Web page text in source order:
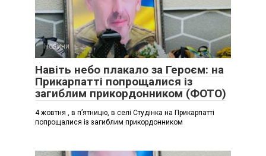
Новини
Навіть небо плакало за Героєм: на
Прикарпатті попрощалися із
загиблим прикордонником (ФОТО)
4 жовтня , в п’ятницю, в селі Студінка на Прикарпатті
попрощалися із загиблим прикордонником